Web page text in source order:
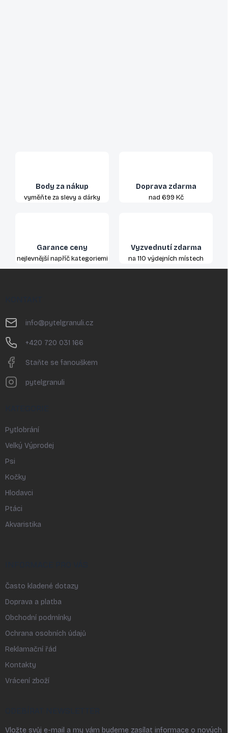
Body za nákup
vyměňte za slevy a dárky
Doprava zdarma
nad 699 Kč
Garance ceny
nejlevnější napříč kategoriemi
Vyzvednutí zdarma
na 110 výdejních místech
info@pytelgranuli.cz
+420 720 031 166
Staňte se fanouškem
pytelgranuli
Pytlobrání
Velký Výprodej
Psi
Kočky
Hlodavci
Ptáci
Akvaristika
Často kladené dotazy
Doprava a platba
Obchodní podmínky
Ochrana osobních údajů
Reklamační řád
Kontakty
Vrácení zboží
Vložte svůj e-mail a my vám budeme zasílat informace o nových